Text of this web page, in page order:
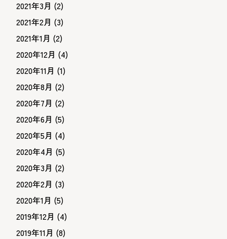
2021年3月 (2)
2021年2月 (3)
2021年1月 (2)
2020年12月 (4)
2020年11月 (1)
2020年8月 (2)
2020年7月 (2)
2020年6月 (5)
2020年5月 (4)
2020年4月 (5)
2020年3月 (2)
2020年2月 (3)
2020年1月 (5)
2019年12月 (4)
2019年11月 (8)